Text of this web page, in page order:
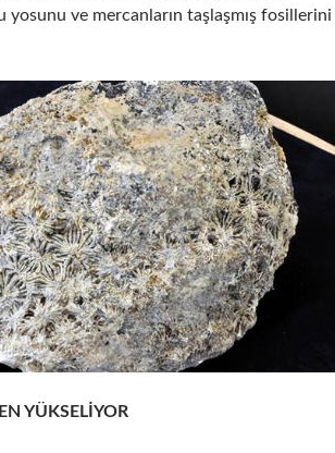
yosunu ve mercanların taşlaşmış fosillerini
YÜKSELİYOR